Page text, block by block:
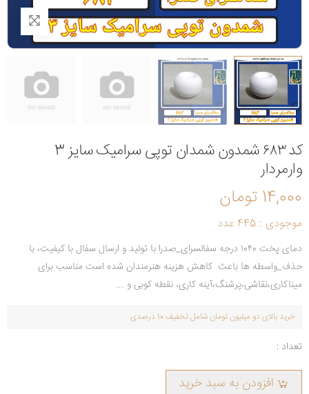
کد ۶۸۳ شمدون شمدان توپی سرامیک سایز 3
وارمردار
14,000 تومان
موجودی : 445 عدد
دمای پخت ۱۰۴۰ درجه سفالسرای_صدرا با تولید و ارسال سفال با کیفیت، با
حذف_واسطه ها باعث کاهش هزینه هنرمندان شده است مناسب برای
میناکاری،نقاشی،پرشنگ،آینه کاری، نقطه کوبی و ...
خرید بالای دو میلیون تومان شامل تخفیف 10 درصدی
تعداد :
افزودن به سبد خرید